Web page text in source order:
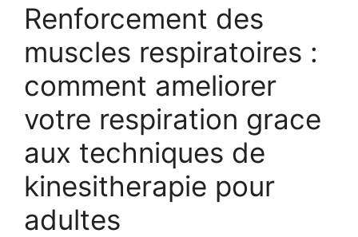
Renforcement des
muscles respiratoires :
comment ameliorer
votre respiration grace
aux techniques de
kinesitherapie pour
adultes